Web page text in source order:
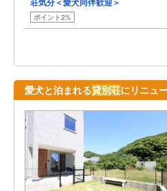
荘気分＜愛犬同伴歓迎＞
ポイント2%
愛犬と泊まれる貸別荘にリニュ